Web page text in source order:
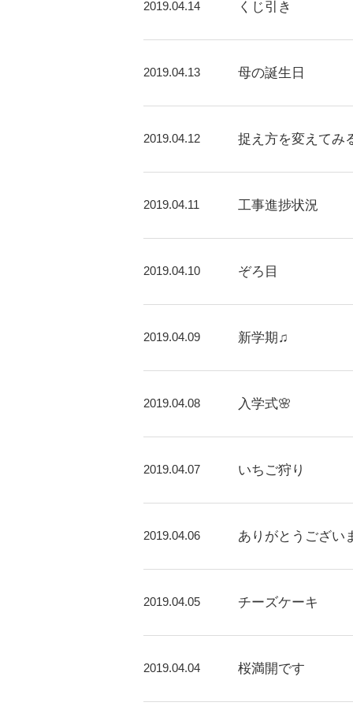
2019.04.14 くじ引き
2019.04.13 母の誕生日
2019.04.12 捉え方を変えてみ
2019.04.11 工事進捗状況
2019.04.10 ぞろ目
2019.04.09 新学期♫
2019.04.08 入学式🌸
2019.04.07 いちご狩り
2019.04.06 ありがとうござい
2019.04.05 チーズケーキ
2019.04.04 桜満開です